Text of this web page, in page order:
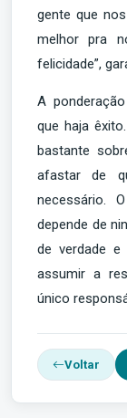
gente que
melhor pra
felicidade”,
A
que haja
bastante
afastar de
necessário.
depende de
de verdade e
assumir a
único
Voltar